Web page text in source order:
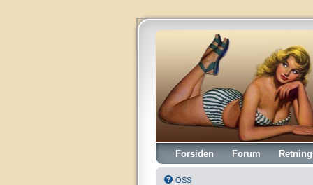
Vintagehifi.dk
Forsiden Forum
OSS